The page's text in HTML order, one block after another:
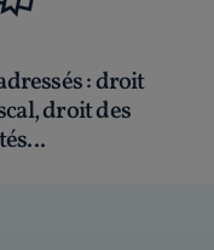
: droit
droit des